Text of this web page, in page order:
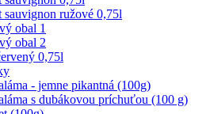
sauvignon ružové 0,75l
obal 1
obal 2
0,75l
- jemne pikantná (100g)
s dubákovou príchuťou (100 g)